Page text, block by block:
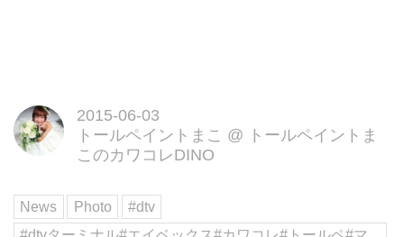
2015-06-03
トールペイントまこ @
トールペイントま
このカワコレDINO
News Photo
#dtv